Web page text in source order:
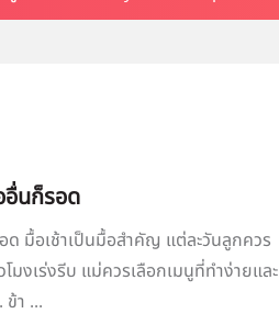
อื่นก็รอด
ด มื้อเช้าเป็นมื้อสำคัญ แต่ละวันลูกควร
มงเร่งรีบ แม่ควรเลือกเมนูที่ทำง่ายและ
า ...